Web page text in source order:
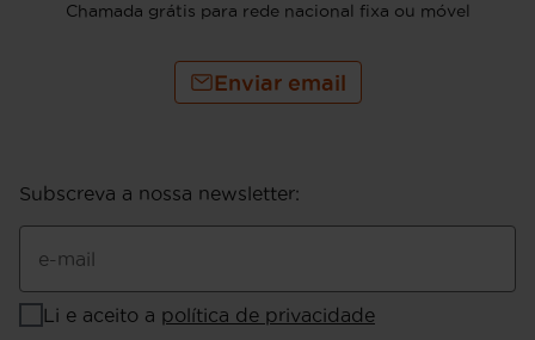
Chamada grátis para rede nacional fixa ou móvel
Enviar email
Subscreva a nossa newsletter:
e-mail
Li e aceito a política de privacidade